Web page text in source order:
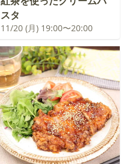
スタ
11/20 (月) 19:00〜20:00